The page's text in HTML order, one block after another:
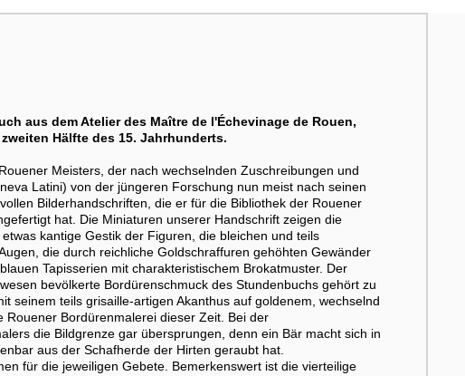
aus dem Atelier des Maître de l'Échevinage de Rouen,
Hälfte des 15. Jahrhunderts.
Meisters, der nach wechselnden Zuschreibungen und
Latini) von der jüngeren Forschung nun meist nach seinen
Bilderhandschriften, die er für die Bibliothek der Rouener
hat. Die Miniaturen unserer Handschrift zeigen die
kantige Gestik der Figuren, die bleichen und teils
die durch reichliche Goldschraffuren gehöhten Gewänder
Tapisserien mit charakteristischem Brokatmuster. Der
bevölkerte Bordürenschmuck des Stundenbuchs gehört zu
seinem teils grisaille-artigen Akanthus auf goldenem, wechselnd
Bordürenmalerei dieser Zeit. Bei der
die Bildgrenze gar übersprungen, denn ein Bär macht sich in
aus der Schafherde der Hirten geraubt hat.
für die jeweiligen Gebete. Bemerkenswert ist die vierteilige